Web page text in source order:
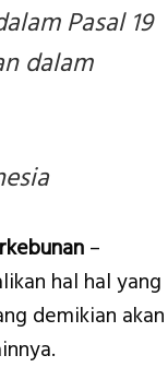
Pasal 19
dalam
–
hal hal yang
demikian akan